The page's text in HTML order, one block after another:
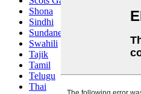
Shona
Sindhi
Sundanese
Swahili
Tajik
Tamil
Telugu
Thai